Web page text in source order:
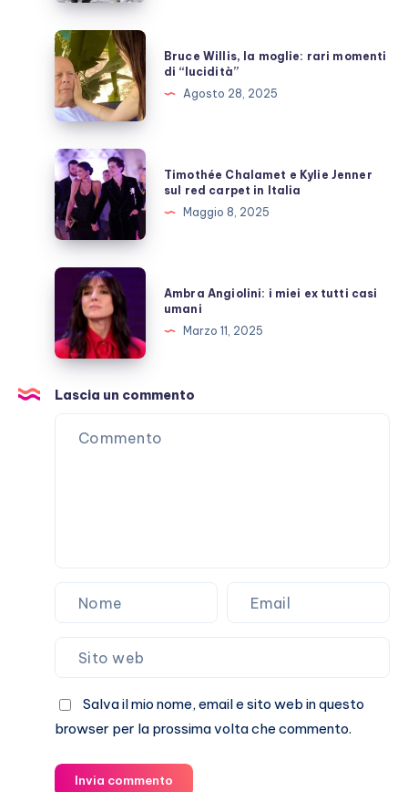
quante
inutili
polemiche
Bruce
Willis,
la
moglie:
rari
momenti
di
“lucidità”
Bruce Willis, la moglie: rari momenti
di “lucidità”
Agosto 28, 2025
Timothée
Chalamet
e
Kylie
Jenner
sul
carpet
in
Italia
Timothée Chalamet e Kylie Jenner
sul red carpet in Italia
Maggio 8, 2025
Ambra
Angiolini:
miei
ex
tutti
casi
umani
Ambra Angiolini: i miei ex tutti casi
umani
Marzo 11, 2025
Lascia un commento
Salva il mio nome, email e sito web in questo
browser per la prossima volta che commento.
Invia commento